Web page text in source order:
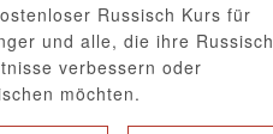
Russisch Kurs für
und alle, die ihre Russisch
verbessern oder
möchten.